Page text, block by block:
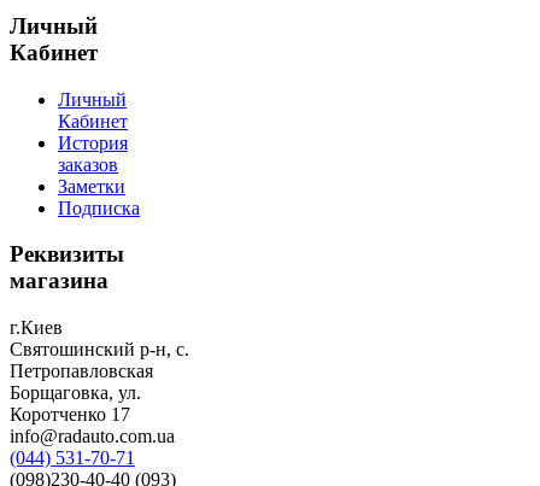
Личный
Кабинет
Личный
Кабинет
История
заказов
Заметки
Подписка
Реквизиты
магазина
г.Киев
Святошинский р-н, с.
Петропавловская
Борщаговка, ул.
Коротченко 17
info@radauto.com.ua
(044) 531-70-71
(098)230-40-40 (093)